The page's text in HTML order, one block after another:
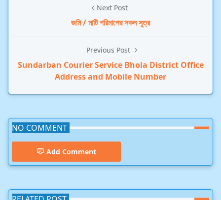
Next Post
জমি / মাটি পরিমাপের সকল সুত্র
Previous Post
Sundarban Courier Service Bhola District Office
Address and Mobile Number
NO COMMENT
Add Comment